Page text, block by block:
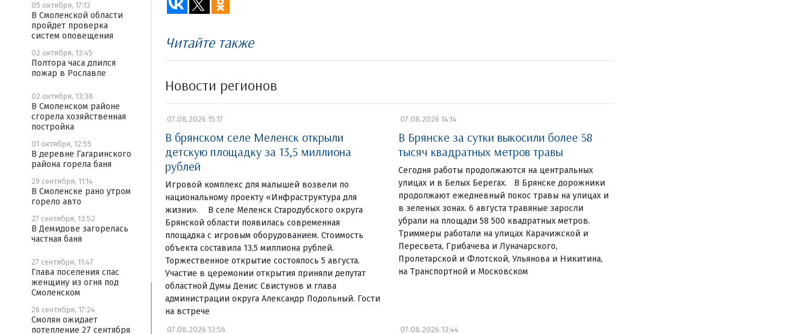
05 октября, 17:13
В Смоленской области
пройдет проверка
систем оповещения
02 октября, 13:45
Полтора часа длился
пожар в Рославле
02 октября, 13:38
В Смоленском районе
сгорела хозяйственная
постройка
01 октября, 12:55
В деревне Гагаринского
района горела баня
29 сентября, 11:14
В Смоленске рано утром
горело авто
27 сентября, 13:52
В Демидове загорелась
частная баня
27 сентября, 11:47
Глава поселения спас
женщину из огня под
Смоленском
26 сентября, 17:24
Смолян ожидает
потепление 27 сентября
Читайте также
Новости регионов
07.08.2026 15:17
В брянском селе Меленск открыли
детскую площадку за 13,5 миллиона
рублей
Игровой комплекс для малышей возвели по
национальному проекту «Инфраструктура для
жизни». В селе Меленск Стародубского округа
Брянской области появилась современная
площадка с игровым оборудованием. Стоимость
объекта составила 13,5 миллиона рублей.
Торжественное открытие состоялось 5 августа.
Участие в церемонии открытия приняли депутат
областной Думы Денис Свистунов и глава
администрации округа Александр Подольный. Гости
на встрече
07.08.2026 14:14
В Брянске за сутки выкосили более 58
тысяч квадратных метров травы
Сегодня работы продолжаются на центральных
улицах и в Белых Берегах. В Брянске дорожники
продолжают ежедневный покос травы на улицах и
в зеленых зонах. 6 августа травяные заросли
убрали на площади 58 500 квадратных метров.
Триммеры работали на улицах Карачижской и
Пересвета, Грибачева и Луначарского,
Пролетарской и Флотской, Ульянова и Никитина,
на Транспортной и Московском
07.08.2026 13:56 07.08.2026 13:44